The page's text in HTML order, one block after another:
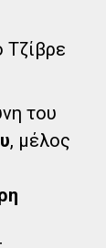
Τζίβρε
του
, μέλος